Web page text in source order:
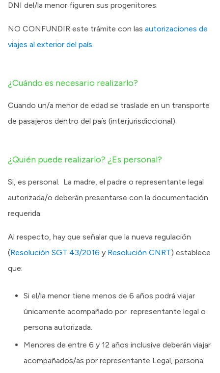
DNI del/la menor figuren sus progenitores.
NO CONFUNDIR este trámite con las autorizaciones de
viajes al exterior del país.
¿Cuándo es necesario realizarlo?
Cuando un/a menor de edad se traslade en un transporte
de pasajeros dentro del país (interjurisdiccional).
¿Quién puede realizarlo? ¿Es personal?
Si, es personal. La madre, el padre o representante legal
autorizada/o deberán presentarse con la documentación
requerida.
Al respecto, hay que señalar que la nueva regulación
(Resolución SGT 43/2016 y Resolución CNRT) establece
que:
Si el/la menor tiene menos de 6 años podrá viajar
únicamente acompañado por representante legal o
persona autorizada.
Menores de entre 6 y 12 años inclusive deberán viajar
acompañados/as por representante Legal, persona